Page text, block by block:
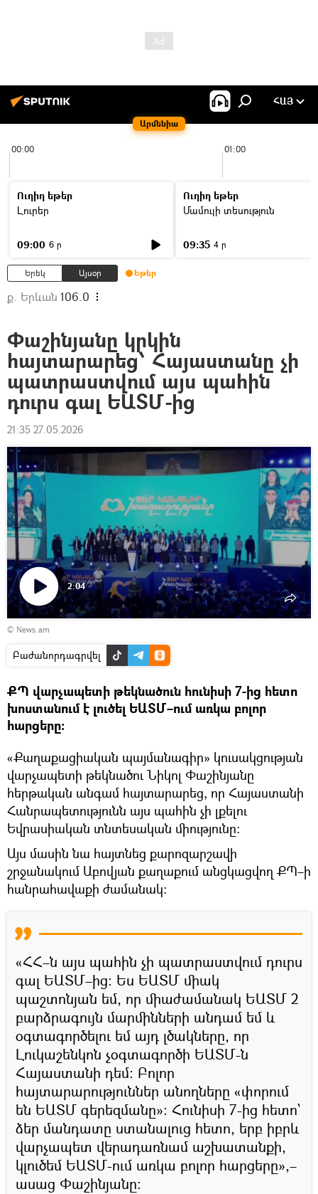
Արմենիա
ՀԱՅ
00:00 01:00
Ուղիղ եթեր
Լուրեր
09:00 6 ր
Ուղիղ եթեր
Մամուլի տեսություն
09:35 4 ր
Երեկ Այսօր Եթեր
ք. Երևան 106.0
Փաշինյանը կրկին
հայտարարեց՝ Հայաստանը չի
պատրաստվում այս պահին
դուրս գալ ԵԱՏՄ-ից
21:35 27.05.2026
Դիտել
տեսանյութը
2:04
© News.am
Բաժանորդագրվել
ՔՊ վարչապետի թեկնածուն հունիսի 7-ից հետո
խոստանում է լուծել ԵԱՏՄ–ում առկա բոլոր
հարցերը։
«Քաղաքացիական պայմանագիր» կուսակցության
վարչապետի թեկնածու Նիկոլ Փաշինյանը
հերթական անգամ հայտարարեց, որ Հայաստանի
Հանրապետությունն այս պահին չի լքելու
Եվրասիական տնտեսական միությունը։
Այս մասին նա հայտնեց քարոզարշավի
շրջանակում Աբովյան քաղաքում անցկացվող ՔՊ–ի
հանրահավաքի ժամանակ։
«ՀՀ–ն այս պահին չի պատրաստվում դուրս
գալ ԵԱՏՄ–ից։ Ես ԵԱՏՄ միակ
պաշտոնյան եմ, որ միաժամանակ ԵԱՏՄ 2
բարձրագույն մարմինների անդամ եմ և
օգտագործելու եմ այդ լծակները, որ
Լուկաշենկոն չօգտագործի ԵԱՏՄ-ն
Հայաստանի դեմ։ Բոլոր
հայտարարություններ անողները «փորում
են ԵԱՏՄ գերեզմանը»։ Հունիսի 7-ից հետո`
ձեր մանդատը ստանալուց հետո, երբ իբրև
վարչապետ վերադառնամ աշխատանքի,
կլուծեմ ԵԱՏՄ-ում առկա բոլոր հարցերը»,–
ասաց Փաշինյանը։